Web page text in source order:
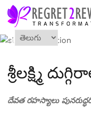
శ్రీలక్ష్మి
దేవత రహస్యాలు